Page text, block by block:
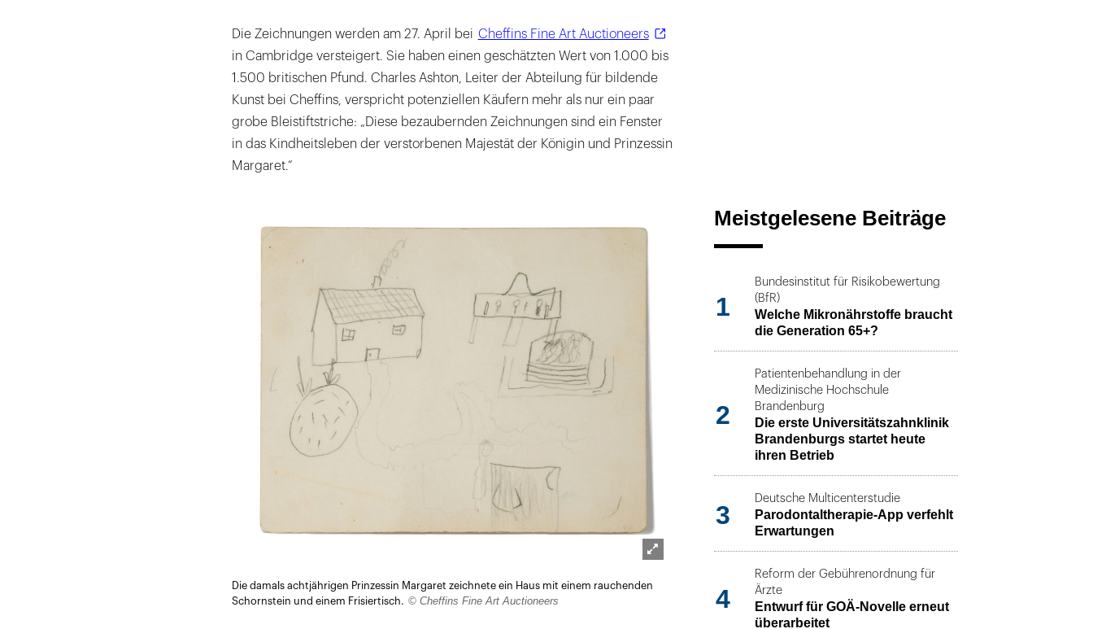
Die Zeichnungen werden am 27. April bei Cheffins Fine Art Auctioneers
in Cambridge versteigert. Sie haben einen geschätzten Wert von 1.000 bis
1.500 britischen Pfund. Charles Ashton, Leiter der Abteilung für bildende
Kunst bei Cheffins, verspricht potenziellen Käufern mehr als nur ein paar
grobe Bleistiftstriche: „Diese bezaubernden Zeichnungen sind ein Fenster
in das Kindheitsleben der verstorbenen Majestät der Königin und Prinzessin
Margaret.“
öffnen
Die damals achtjährigen Prinzessin Margaret zeichnete ein Haus mit einem rauchenden
Schornstein und einem Frisiertisch. © Cheffins Fine Art Auctioneers
Meistgelesene Beiträge
1
Bundesinstitut für Risikobewertung
(BfR)
Welche Mikronährstoffe braucht
die Generation 65+?
2
Patientenbehandlung in der
Medizinische Hochschule
Brandenburg
Die erste Universitätszahnklinik
Brandenburgs startet heute
ihren Betrieb
3
Deutsche Multicenterstudie
Parodontaltherapie-App verfehlt
Erwartungen
4
Reform der Gebührenordnung für
Ärzte
Entwurf für GOÄ-Novelle erneut
überarbeitet